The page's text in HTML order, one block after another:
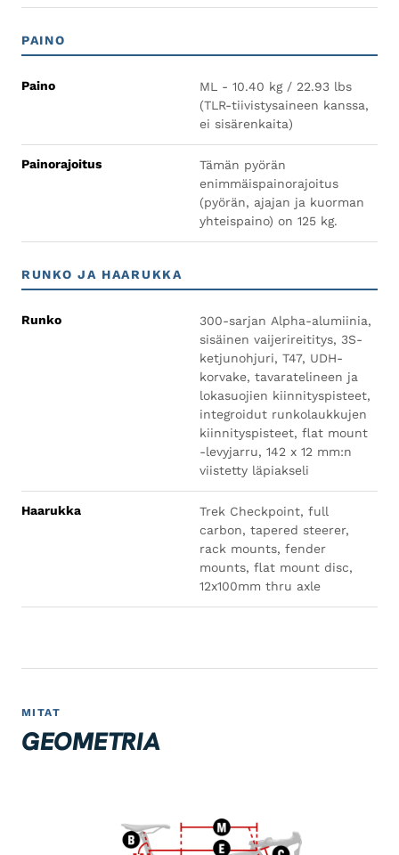
PAINO
Paino
ML - 10.40 kg / 22.93 lbs
(TLR-tiivistysaineen kanssa,
ei sisärenkaita)
Painorajoitus
Tämän pyörän
enimmäispainorajoitus
(pyörän, ajajan ja kuorman
yhteispaino) on 125 kg.
RUNKO JA HAARUKKA
Runko
300-sarjan Alpha-alumiinia,
sisäinen vaijerireititys, 3S-
ketjunohjuri, T47, UDH-
korvake, tavaratelineen ja
lokasuojien kiinnityspisteet,
integroidut runkolaukkujen
kiinnityspisteet, flat mount
-levyjarru, 142 x 12 mm:n
viistetty läpiakseli
Haarukka
Trek Checkpoint, full
carbon, tapered steerer,
rack mounts, fender
mounts, flat mount disc,
12x100mm thru axle
MITAT
GEOMETRIA